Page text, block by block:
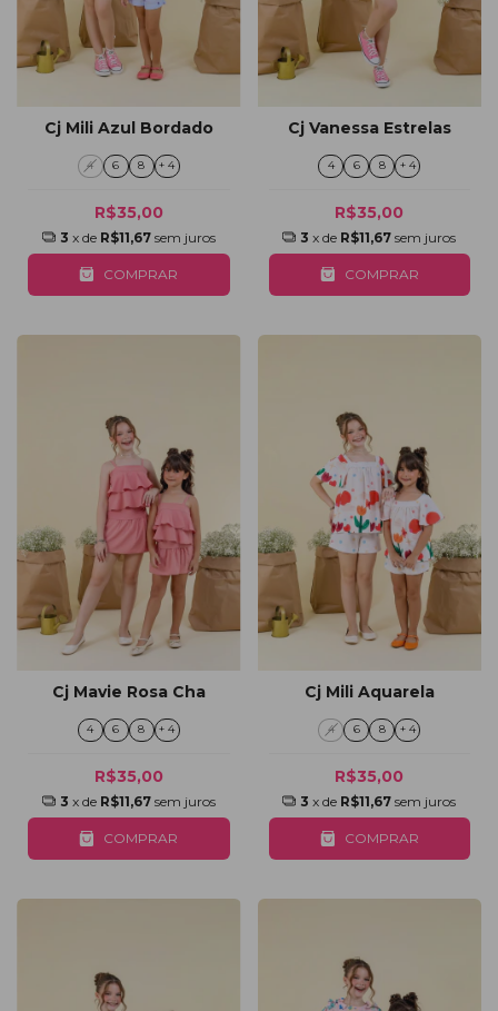
Cj Mili Azul Bordado
4 6 8 + 4
R$35,00
3 x de R$11,67 sem juros
COMPRAR
Cj Vanessa Estrelas
4 6 8 + 4
R$35,00
3 x de R$11,67 sem juros
COMPRAR
Cj Mavie Rosa Cha
4 6 8 + 4
R$35,00
3 x de R$11,67 sem juros
COMPRAR
Cj Mili Aquarela
4 6 8 + 4
R$35,00
3 x de R$11,67 sem juros
COMPRAR